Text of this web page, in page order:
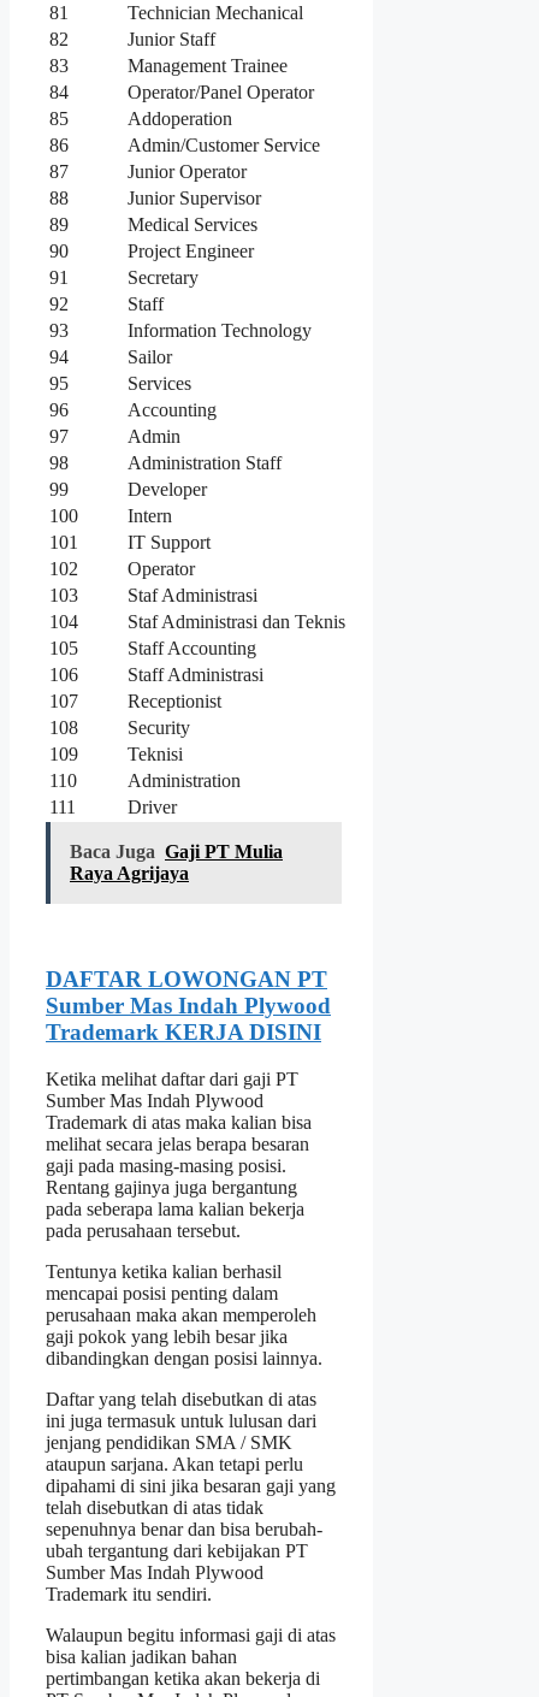
81
Technician Mechanical
82
Junior Staff
83
Management Trainee
84
Operator/Panel Operator
85
Addoperation
86
Admin/Customer Service
87
Junior Operator
88
Junior Supervisor
89
Medical Services
90
Project Engineer
91
Secretary
92
Staff
93
Information Technology
94
Sailor
95
Services
96
Accounting
97
Admin
98
Administration Staff
99
Developer
100
Intern
101
IT Support
102
Operator
103
Staf Administrasi
104
Staf Administrasi dan Teknis
105
Staff Accounting
106
Staff Administrasi
107
Receptionist
108
Security
109
Teknisi
110
Administration
111
Driver
Baca Juga Gaji PT Mulia
Raya Agrijaya
DAFTAR LOWONGAN PT
Sumber Mas Indah Plywood
Trademark KERJA DISINI
Ketika melihat daftar dari gaji PT
Sumber Mas Indah Plywood
Trademark di atas maka kalian bisa
melihat secara jelas berapa besaran
gaji pada masing-masing posisi.
Rentang gajinya juga bergantung
pada seberapa lama kalian bekerja
pada perusahaan tersebut.
Tentunya ketika kalian berhasil
mencapai posisi penting dalam
perusahaan maka akan memperoleh
gaji pokok yang lebih besar jika
dibandingkan dengan posisi lainnya.
Daftar yang telah disebutkan di atas
ini juga termasuk untuk lulusan dari
jenjang pendidikan SMA / SMK
ataupun sarjana. Akan tetapi perlu
dipahami di sini jika besaran gaji yang
telah disebutkan di atas tidak
sepenuhnya benar dan bisa berubah-
ubah tergantung dari kebijakan PT
Sumber Mas Indah Plywood
Trademark itu sendiri.
Walaupun begitu informasi gaji di atas
bisa kalian jadikan bahan
pertimbangan ketika akan bekerja di